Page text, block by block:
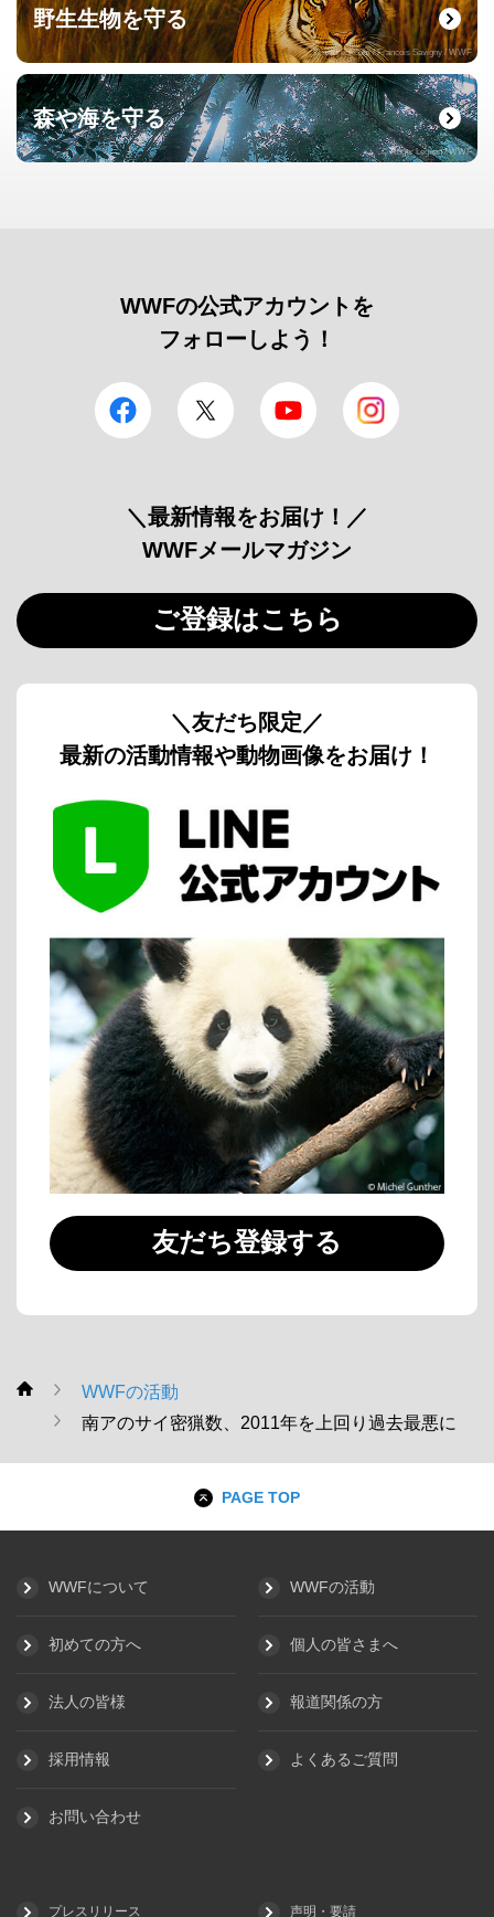
野生生物を守る
© naturepl.com / Francois Savigny / WWF
森や海を守る
© Roger Leguen / WWF
WWFの公式アカウントを
フォローしよう！
facebook Twitter YouTube
＼最新情報をお届け！／
WWFメールマガジン
ご登録はこちら
＼友だち限定／
最新の活動情報や動物画像をお届け！
友だち登録する
WWF
WWFの活動
南アのサイ密猟数、2011年を上回り過去最悪に
PAGE TOP
WWFについて WWFの活動
初めての方へ 個人の皆さまへ
法人の皆様 報道関係の方
採用情報 よくあるご質問
お問い合わせ
プレスリリース 声明・要請